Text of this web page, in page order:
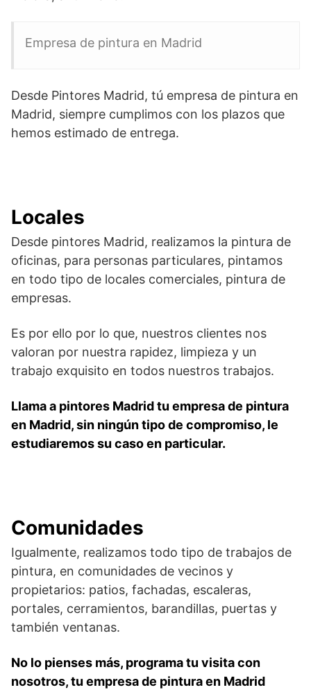
Empresa de pintura en Madrid
Desde Pintores Madrid, tú empresa de pintura en
Madrid, siempre cumplimos con los plazos que
hemos estimado de entrega.
Locales
Desde pintores Madrid, realizamos la pintura de
oficinas, para personas particulares, pintamos
en todo tipo de locales comerciales, pintura de
empresas.
Es por ello por lo que, nuestros clientes nos
valoran por nuestra rapidez, limpieza y un
trabajo exquisito en todos nuestros trabajos.
Llama a pintores Madrid tu empresa de pintura
en Madrid, sin ningún tipo de compromiso, le
estudiaremos su caso en particular.
Comunidades
Igualmente, realizamos todo tipo de trabajos de
pintura, en comunidades de vecinos y
propietarios: patios, fachadas, escaleras,
portales, cerramientos, barandillas, puertas y
también ventanas.
No lo pienses más, programa tu visita con
nosotros, tu empresa de pintura en Madrid